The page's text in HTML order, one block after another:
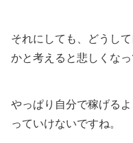
それにしても、どうし
かと考えると悲しくなっ
やっぱり自分で稼げる
っていけないですね。